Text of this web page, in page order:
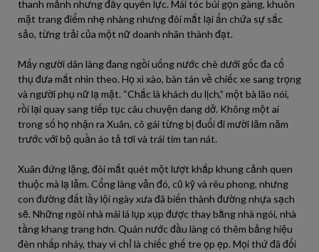
thanh mảnh nhưng đầy quyền lực. Mái tóc búi gọn gàng, khuôn
mặt trang điểm nhẹ nhàng nhưng đôi mắt lại ẩn chứa sự sắc
sảo, từng trải của một nữ doanh nhân thành đạt.
Mấy người dân làng đang ngồi uống nước chè dưới gốc đa cổ
thụ đưa mắt nhìn theo. Họ xì xào, bàn tán về chiếc xe sang trọng
và người phụ nữ lạ mặt. “Chắc là khách du lịch,” một bà lão nói,
rồi lại quay sang tiếp tục câu chuyện dang dở. Không một ai
trong số họ nhận ra Xuân, cô gái từng bị đuổi đi mười lăm năm
trước với bộ quần áo tả tơi và trái tim tan nát.
Xuân đứng lặng, đôi mắt quét một lượt khắp khung cảnh quen
thuộc mà lạ lẫm. Cổng làng vẫn đó, cũ kỹ và rêu phong, nhưng
con đường đất lầy lội ngày xưa đã biến thành đường nhựa sạch
sẽ. Những ngôi nhà mái lá lụp xụp được thay bằng nhà ngói, nhà
tầng khang trang hơn. Quán nước đầu làng có thêm bảng hiệu
đèn nhấp nháy, thay vì chỉ là chiếc ghế tre ọp ẹp. Mọi thứ đã đổi